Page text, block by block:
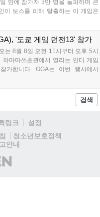
만에 참가자 3만 명을 돌파하며 큰
이 보스를 피해 탈출하는 이 게임은
와 물리 법칙을 활용한 전략적 플레
이지에서 확인 가능합니다....
'도쿄 게임 던전13' 참가
는 8월 8일 오전 11시부터 오후 5시
마마쓰초관에서 열리는 인디 게임
가합니다. GGA는 이번 행사에서
시리즈의 미공개 작품 12종을 최초
착순으로 특별 굿즈를 증정하며, 인
틀 반응 확인을 목표로 합니다....
검색
링크
설정
청소년보호정책
안내